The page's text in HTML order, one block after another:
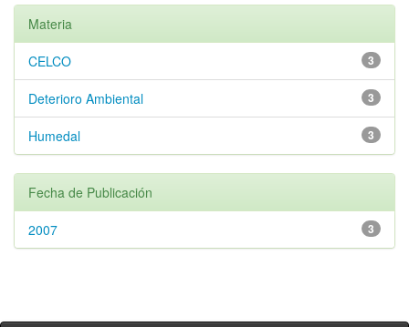
Materia
3
CELCO
3
Deterioro Ambiental
3
Humedal
Fecha de Publicación
3
2007